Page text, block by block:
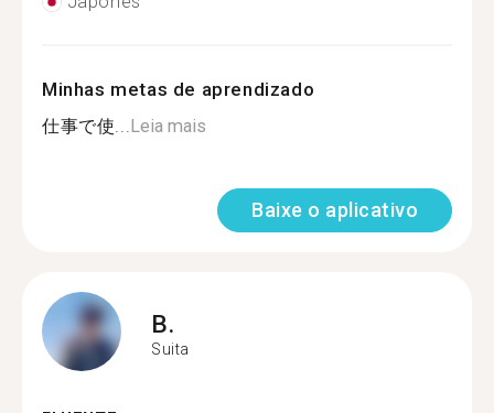
Minhas metas de aprendizado
仕事で使...Leia mais
Baixe o aplicativo
B.
Suita